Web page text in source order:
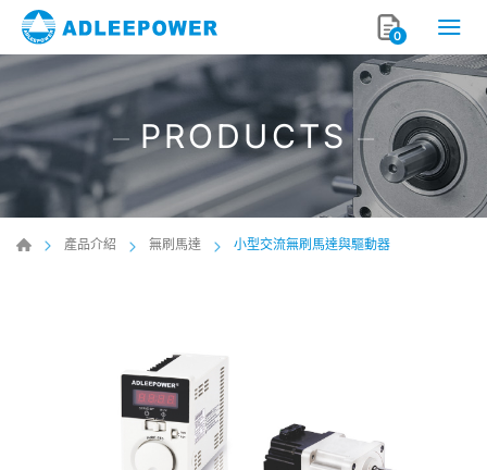
0
PRODUCTS
產品介紹 無刷馬達 小型交流無刷馬達與驅動器